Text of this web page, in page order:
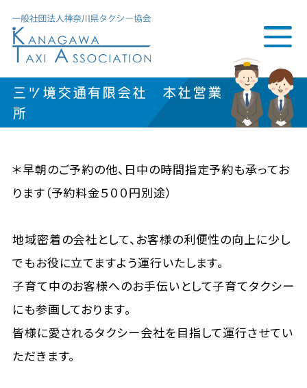
三ツ境交通有限会社 本社営業
所
＊早朝のご予約の他、日中の時間指定予約も承ってお
ります（予約料金５００円別途）
地域密着の会社として、お客様の利便性の向上に少し
でもお役に立てますよう運行いたします。
子育て中のお客様へのお手伝いとして子育てタクシー
にも参画しております。
皆様に愛されるタクシー会社を目指して運行させてい
ただきます。